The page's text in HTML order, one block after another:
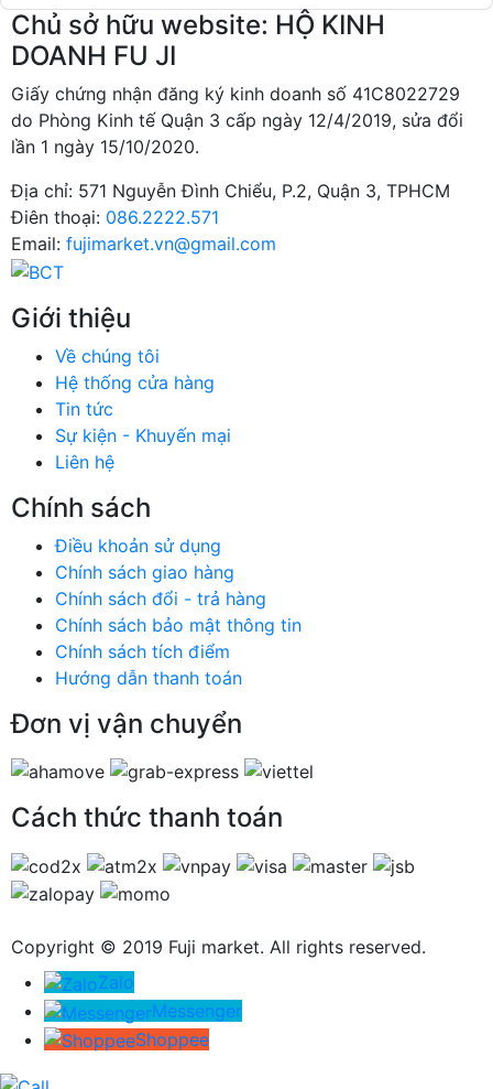
Chủ sở hữu website: HỘ KINH
DOANH FU JI
Giấy chứng nhận đăng ký kinh doanh số 41C8022729
do Phòng Kinh tế Quận 3 cấp ngày 12/4/2019, sửa đổi
lần 1 ngày 15/10/2020.
Địa chỉ: 571 Nguyễn Đình Chiểu, P.2, Quận 3, TPHCM
Điên thoại: 086.2222.571
Email: fujimarket.vn@gmail.com
Giới thiệu
Về chúng tôi
Hệ thống cửa hàng
Tin tức
Sự kiện - Khuyến mại
Liên hệ
Chính sách
Điều khoản sử dụng
Chính sách giao hàng
Chính sách đổi - trả hàng
Chính sách bảo mật thông tin
Chính sách tích điểm
Hướng dẫn thanh toán
Đơn vị vận chuyển
Cách thức thanh toán
Copyright © 2019 Fuji market. All rights reserved.
Zalo
Messenger
Shoppee